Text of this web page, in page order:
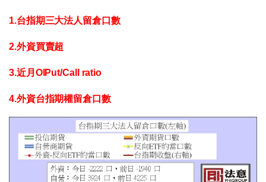
1.台指期三大法人留倉口數
2.外資買賣超
3.近月OIPut/Call ratio
4.外資台指期權留倉口數